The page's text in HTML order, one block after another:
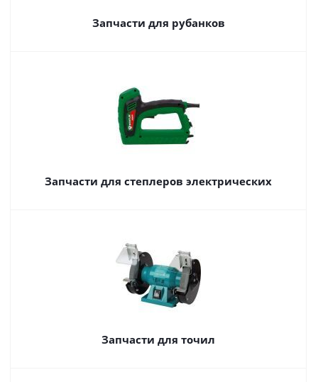
Запчасти для рубанков
Запчасти для степлеров электрических
Запчасти для точил